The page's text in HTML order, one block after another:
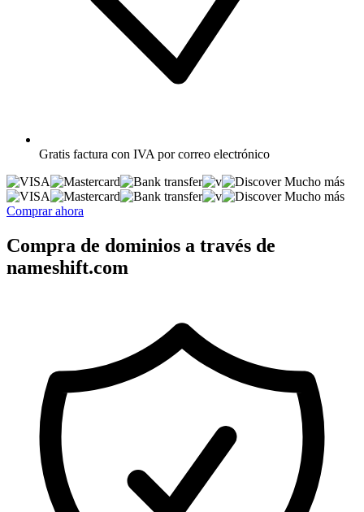
Gratis factura con IVA por correo electrónico
Mucho más
Mucho más
Comprar ahora
Compra de dominios a través de
nameshift.com